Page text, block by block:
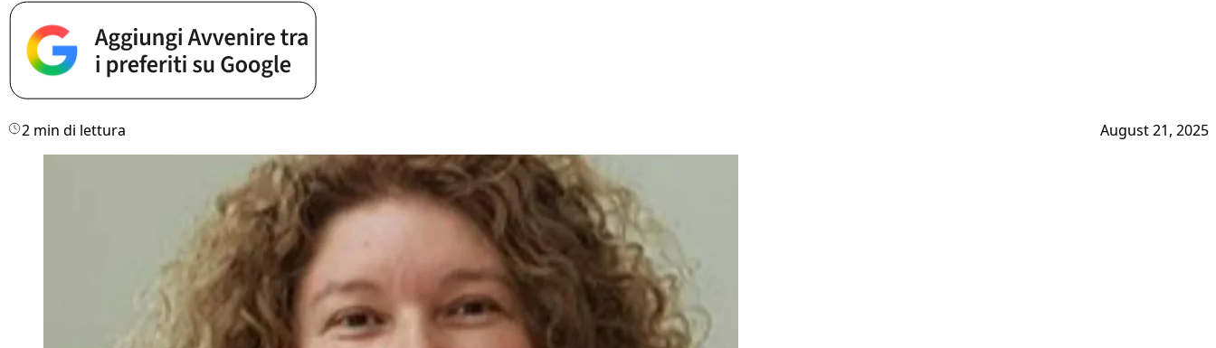
2 min di lettura August 21, 2025